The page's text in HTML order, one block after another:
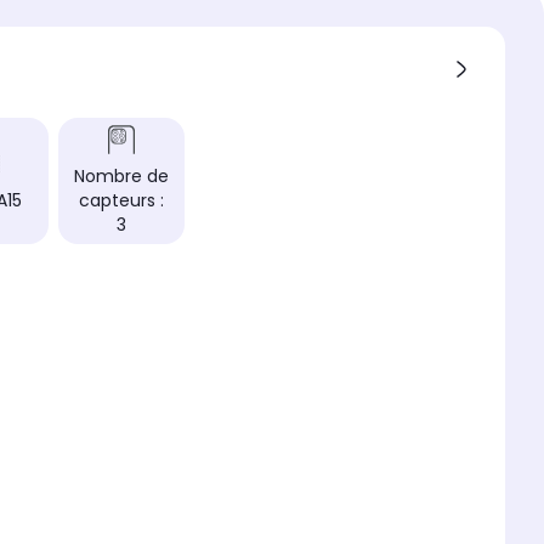
de l'écran
pixels Nombre de
capteurs :
3